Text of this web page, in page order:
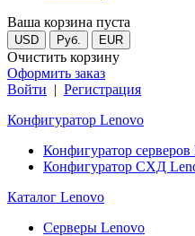
Ваша корзина пуста
USD Руб. EUR
Очистить корзину
Оформить заказ
Войти | Регистрация
Конфигуратор Lenovo
Конфигуратор
Конфигуратор СХД
Каталог Lenovo
Серверы Lenovo